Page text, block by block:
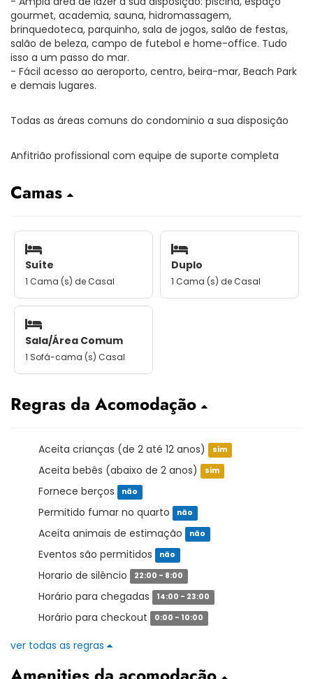
gourmet, academia, sauna, hidromassagem,
brinquedoteca, parquinho, sala de jogos, salão de festas,
salão de beleza, campo de futebol e home-office. Tudo
isso a um passo do mar.
- Fácil acesso ao aeroporto, centro, beira-mar, Beach Park
e demais lugares.
Todas as áreas comuns do condominio a sua disposição
Anfitrião profissional com equipe de suporte completa
Camas
Suíte
1 Cama (s) de Casal
Duplo
1 Cama (s) de Casal
Sala/Área Comum
1 Sofá-cama (s) Casal
Regras da Acomodação
Aceita crianças (de 2 até 12 anos) sim
Aceita bebês (abaixo de 2 anos) sim
Fornece berços não
Permitido fumar no quarto não
Aceita animais de estimação não
Eventos são permitidos não
Horario de silêncio 22:00 - 8:00
Horário para chegadas 14:00 - 23:00
Horário para checkout 0:00 - 10:00
ver todas as regras